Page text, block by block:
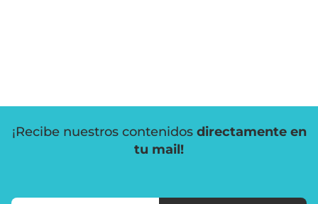
¡Recibe nuestros contenidos directamente en
tu mail!